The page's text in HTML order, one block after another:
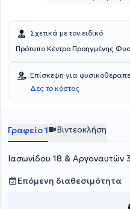
Σχετικά με τον ειδικό
Πρότυπο Κέντρο Προηγμένης
Επίσκεψη για
Δες το κόστος
Γραφείο 1 Βιντεοκλήση
Ιασωνίδου 18 & Αργοναυτών
Επόμενη διαθεσιμότητα